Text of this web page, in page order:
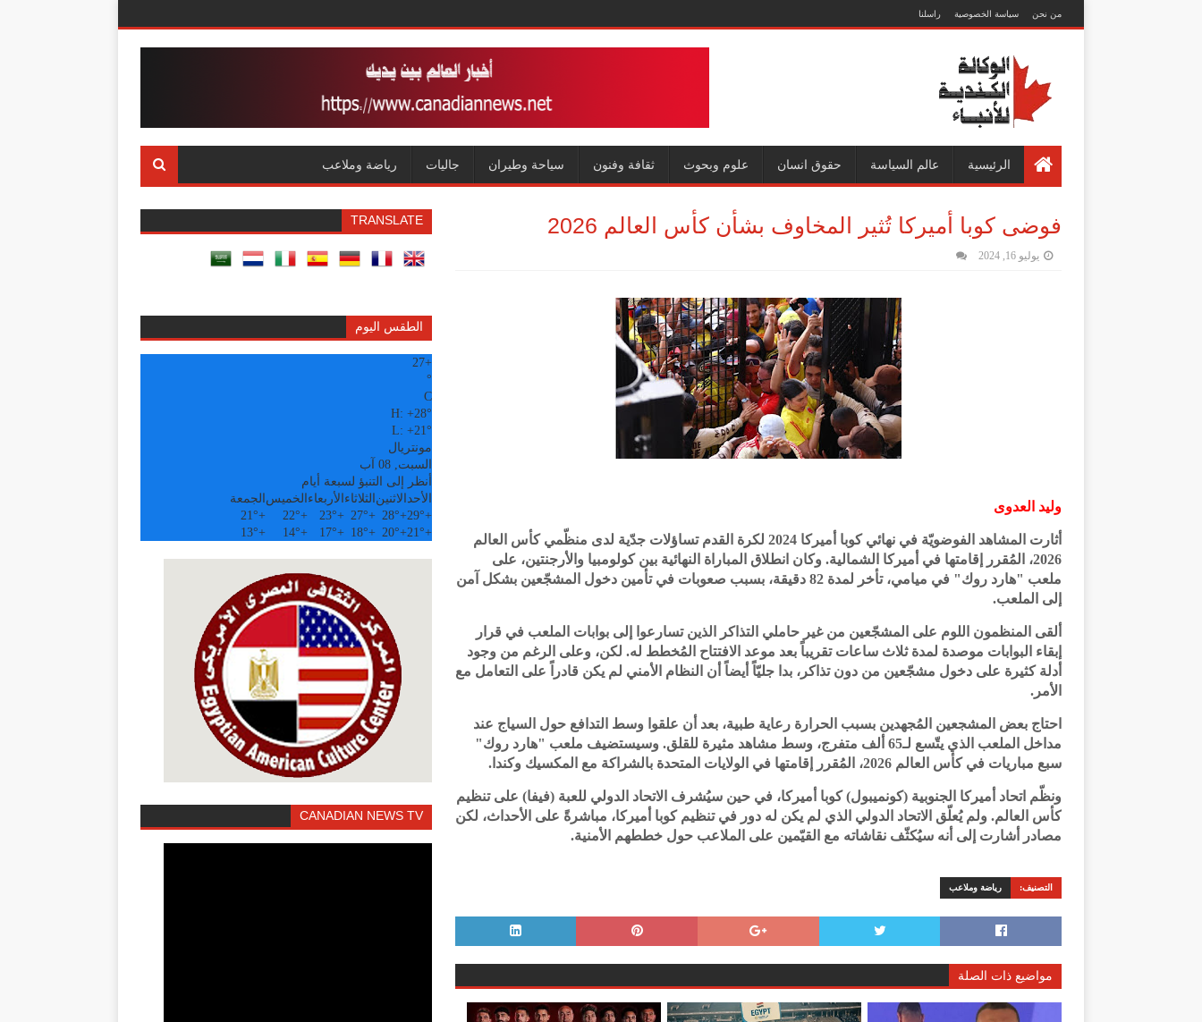
من نحن سياسة الخصوصية راسلنا
الرئيسية عالم السياسة حقوق انسان علوم وبحوث ثقافة وفنون سياحة وطيران جاليات رياضة وملاعب
فوضى كوبا أميركا تُثير المخاوف بشأن كأس العالم 2026
يوليو 16, 2024
وليد العدوى
أثارت المشاهد الفوضويّة في نهائي كوبا أميركا 2024 لكرة القدم تساؤلات جدّية لدى منظّمي كأس العالم
2026، المُقرر إقامتها في أميركا الشمالية. وكان انطلاق المباراة النهائية بين كولومبيا والأرجنتين، على
ملعب "هارد روك" في ميامي، تأخر لمدة 82 دقيقة، بسبب صعوبات في تأمين دخول المشجّعين بشكل آمن
إلى الملعب.
ألقى المنظمون اللوم على المشجّعين من غير حاملي التذاكر الذين تسارعوا إلى بوابات الملعب في قرار
إبقاء البوابات موصدة لمدة ثلاث ساعات تقريباً بعد موعد الافتتاح المُخطط له. لكن، وعلى الرغم من وجود
أدلة كثيرة على دخول مشجّعين من دون تذاكر، بدا جليّاً أيضاً أن النظام الأمني لم يكن قادراً على التعامل مع
الأمر.
احتاج بعض المشجعين المُجهدين بسبب الحرارة رعاية طبية، بعد أن علقوا وسط التدافع حول السياج عند
مداخل الملعب الذي يتّسع لـ65 ألف متفرج، وسط مشاهد مثيرة للقلق. وسيستضيف ملعب "هارد روك"
سبع مباريات في كأس العالم 2026، المُقرر إقامتها في الولايات المتحدة بالشراكة مع المكسيك وكندا.
ونظّم اتحاد أميركا الجنوبية (كونميبول) كوبا أميركا، في حين سيُشرف الاتحاد الدولي للعبة (فيفا) على تنظيم
كأس العالم. ولم يُعلّق الاتحاد الدولي الذي لم يكن له دور في تنظيم كوبا أميركا، مباشرةً على الأحداث، لكن
مصادر أشارت إلى أنه سيُكثّف نقاشاته مع القيّمين على الملاعب حول خططهم الأمنية.
التصنيف: رياضة وملاعب
مواضيع ذات الصلة
TRANSLATE
الطقس اليوم
+
27
°
C
H: +28°
L: +21°
مونتريال
السبت, 08 آب
أنظر إلى التنبؤ لسبعة أيام
الأحد الاثنين الثلاثاء الأربعاء الخميس الجمعة
+
29°
+
28°
+
27°
+
23°
+
22°
+
21°
+
21°
+
20°
+
18°
+
17°
+
14°
+
13°
CANADIAN NEWS TV